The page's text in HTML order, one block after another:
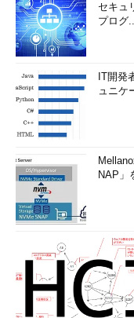
セキュ
プログ
IT開発
ュニケ
NAP」